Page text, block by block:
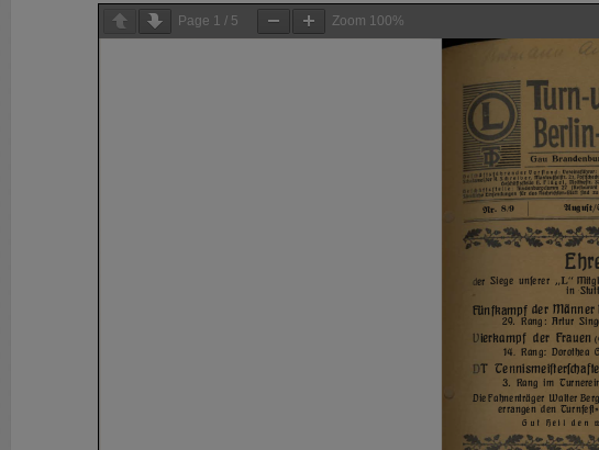
Page 1 / 5 Zoom 100%